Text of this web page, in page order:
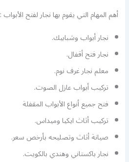
أهم المهام التي يقوم بها نجار لفتح الأبواب :
نجار أبواب وشبابيك.
نجار فتح أقفال.
معلم نجار غرف نوم.
تركيب أبواب عازل الصوت.
فتح جميع أنواع الأبواب المقفلة
تركيب أثاث ايكيا وميداس.
صيانة أثاث وتصليحه بأرخص سعر.
نجار باكستاني وهندي بالكويت.